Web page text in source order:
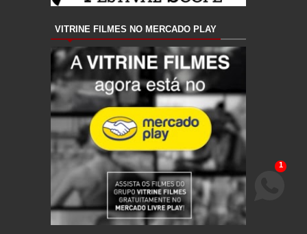
1
VITRINE FILMES NO MERCADO PLAY